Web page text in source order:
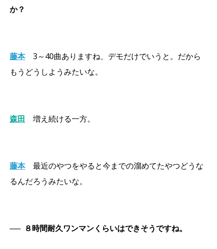
か？
藤本
3～40曲ありますね、デモだけでいうと。だから
もうどうしようみたいな。
森田 増え続ける一方。
藤本
最近のやつをやると今までの溜めてたやつどうな
るんだろうみたいな。
── ８時間耐久ワンマンくらいはできそうですね。